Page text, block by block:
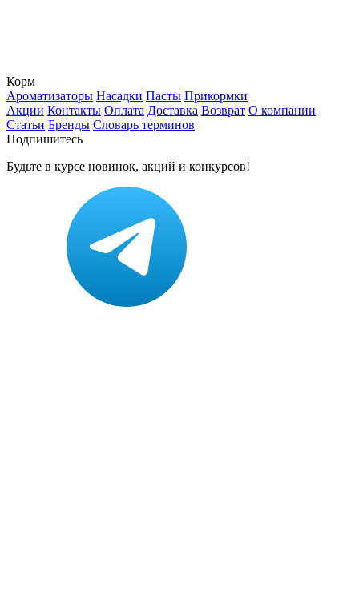
Корм
Ароматизаторы Насадки Пасты Прикормки
Акции Контакты Оплата Доставка Возврат О компании
Статьи Бренды Словарь терминов
Подпишитесь
Будьте в курсе новинок, акций и конкурсов!